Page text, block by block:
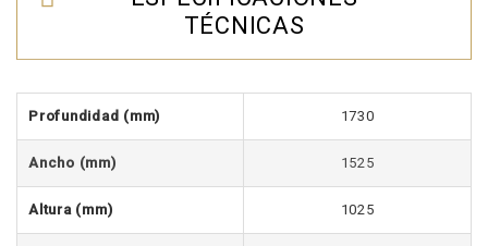
TÉCNICAS
Profundidad (mm) 1730
Ancho (mm) 1525
Altura (mm) 1025